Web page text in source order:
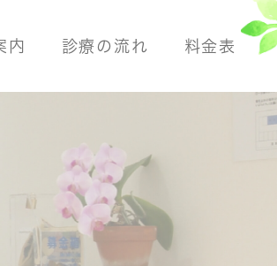
内
くある病気
くある病気
診療の流れ 料金表